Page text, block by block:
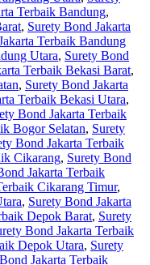
Terbaik Bandung,
, Surety Bond Jakarta
Terbaik Bandung
Utara, Surety Bond
Terbaik Bekasi Barat,
, Surety Bond Jakarta
Terbaik Bekasi Utara,
Bond Jakarta Terbaik
Bogor Selatan, Surety
Bond Jakarta Terbaik
Cikarang, Surety Bond
Jakarta Terbaik
Cikarang Timur,
, Surety Bond Jakarta
Depok Barat, Surety
Bond Jakarta Terbaik
Depok Utara, Surety
Jakarta Terbaik